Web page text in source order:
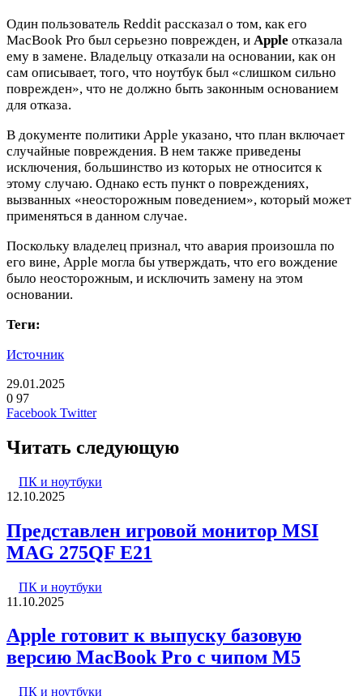
Один пользователь Reddit рассказал о том, как его
MacBook Pro был серьезно поврежден, и Apple отказала
ему в замене. Владельцу отказали на основании, как он
сам описывает, того, что ноутбук был «слишком сильно
поврежден», что не должно быть законным основанием
для отказа.
В документе политики Apple указано, что план включает
случайные повреждения. В нем также приведены
исключения, большинство из которых не относится к
этому случаю. Однако есть пункт о повреждениях,
вызванных «неосторожным поведением», который может
применяться в данном случае.
Поскольку владелец признал, что авария произошла по
его вине, Apple могла бы утверждать, что его вождение
было неосторожным, и исключить замену на этом
основании.
Теги:
Источник
29.01.2025
0 97
Facebook TwitterLinkedIn
Pinterest
Вконтакте
Одноклассники
Skype
WhatsApp
Telegram
Viber
Читать следующую
ПК и ноутбуки
12.10.2025
Представлен игровой монитор MSI
MAG 275QF E21
ПК и ноутбуки
11.10.2025
Apple готовит к выпуску базовую
версию MacBook Pro с чипом M5
ПК и ноутбуки